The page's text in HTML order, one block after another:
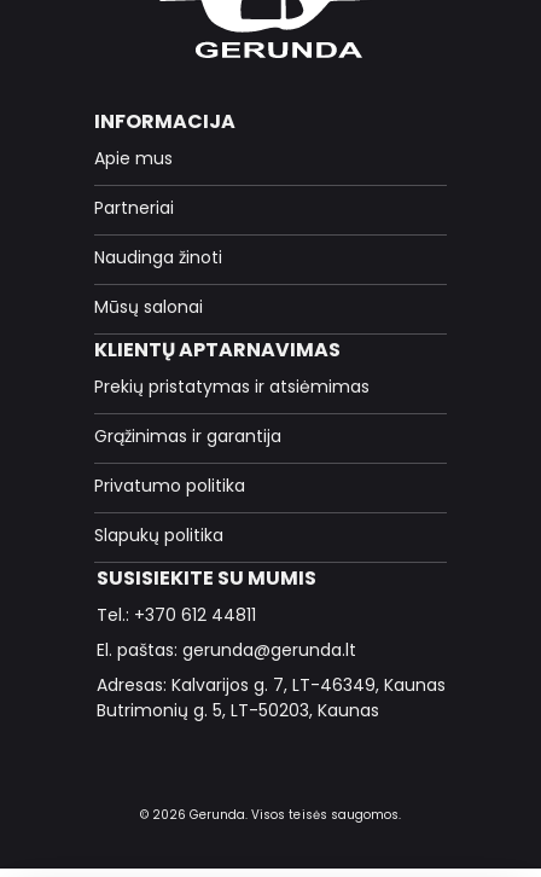
INFORMACIJA
Apie mus
Partneriai
Naudinga žinoti
Mūsų salonai
KLIENTŲ APTARNAVIMAS
Prekių pristatymas ir atsiėmimas
Grąžinimas ir garantija
Privatumo politika
Slapukų politika
SUSISIEKITE SU MUMIS
Tel.: +370 612 44811
El. paštas: gerunda@gerunda.lt
Adresas: Kalvarijos g. 7, LT-46349, Kaunas
Butrimonių g. 5, LT-50203, Kaunas
© 2026 Gerunda. Visos teisės saugomos.